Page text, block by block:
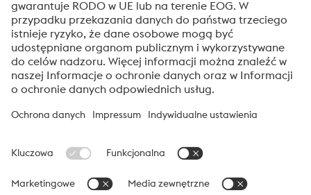
Prześlij
Weryfikacja antybotowa
Kliknij, aby rozpocząć weryfikację
FriendlyCaptcha ⇗
voestalpine High Performance Metals Polska jest spółką
voestalpine. Dywizja skupia się na produktach dedykowanych